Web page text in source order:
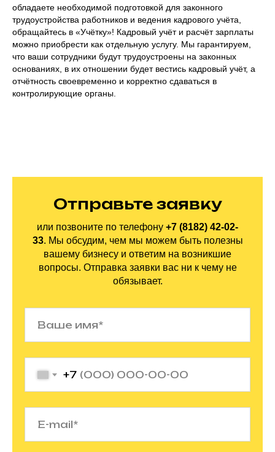
обладаете необходимой подготовкой для законного
трудоустройства работников и ведения кадрового учёта,
обращайтесь в «Учётку»! Кадровый учёт и расчёт зарплаты
можно приобрести как отдельную услугу. Мы гарантируем,
что ваши сотрудники будут трудоустроены на законных
основаниях, в их отношении будет вестись кадровый учёт, а
отчётность своевременно и корректно сдаваться в
контролирующие органы.
Отправьте заявку
или позвоните по телефону +7 (8182) 42-02-
33. Мы обсудим, чем мы можем быть полезны
вашему бизнесу и ответим на возникшие
вопросы. Отправка заявки вас ни к чему не
обязывает.
+7